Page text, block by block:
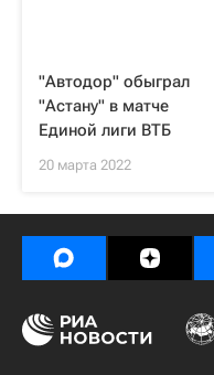
"Автодор" обыграл
"Астану" в матче
Единой лиги ВТБ
20 марта 2022